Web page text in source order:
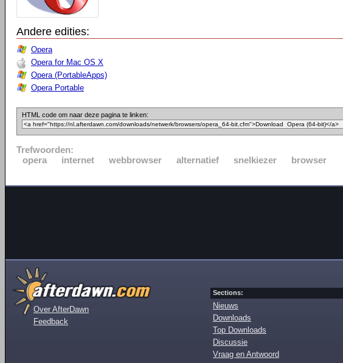
Andere edities:
Opera
Opera for Mac OS X
Opera (PortableApps)
Opera Portable
HTML code om naar deze pagina te linken:
Trefwoorden:
opera
internet webbrowser alternatief snelkiezer browser
Over AfterDawn
Feedback
Sections:
Nieuws
Downloads
Top Downloads
Discussie
Vraag en Antwoord